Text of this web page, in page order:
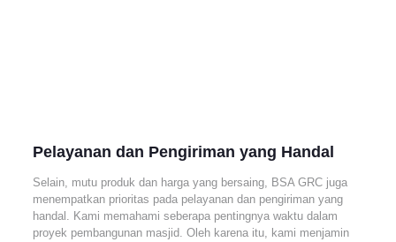
Pelayanan dan Pengiriman yang Handal
Selain, mutu produk dan harga yang bersaing, BSA GRC juga
menempatkan prioritas pada pelayanan dan pengiriman yang
handal. Kami memahami seberapa pentingnya waktu dalam
proyek pembangunan masjid. Oleh karena itu, kami menjamin